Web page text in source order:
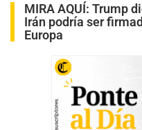
MIRA AQUÍ: Trump
Irán podría ser
Europa